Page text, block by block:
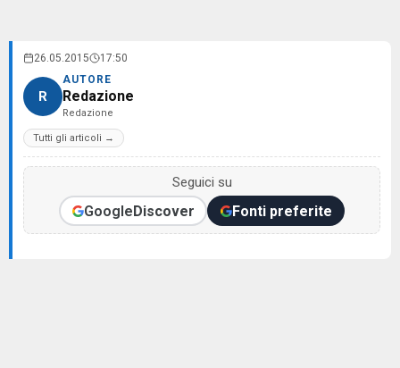
26.05.2015 17:50
R
AUTORE
Redazione
Redazione
Tutti gli articoli →
Seguici su
GoogleDiscover Fonti preferite